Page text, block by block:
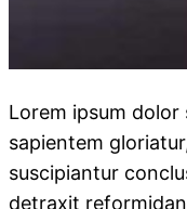
Lorem ipsum
sapientem
suscipiantur
detraxit